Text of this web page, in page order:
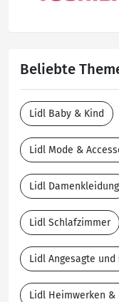
Beliebte
Lidl Baby & Kind
Lidl Mode &
Lidl Damenkleidung
Lidl Schlafzimmer
Lidl Angesagte
Lidl Heimwerken &